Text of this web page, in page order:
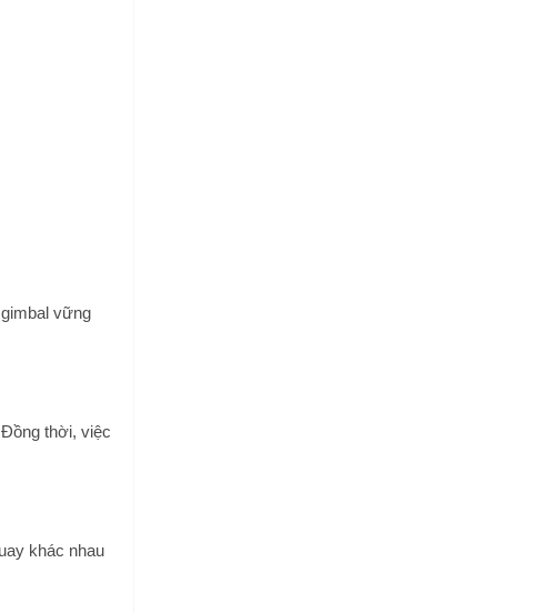
vững
thời, việc
khác nhau